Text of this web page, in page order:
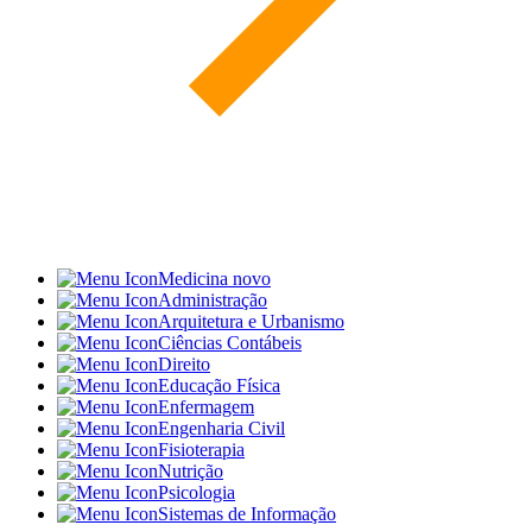
Medicina novo
Administração
Arquitetura e Urbanismo
Ciências Contábeis
Direito
Educação Física
Enfermagem
Engenharia Civil
Fisioterapia
Nutrição
Psicologia
Sistemas de Informação